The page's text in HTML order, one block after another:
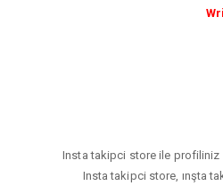
Insta takipci store ile profiliniz
Insta takipci store, ınşta